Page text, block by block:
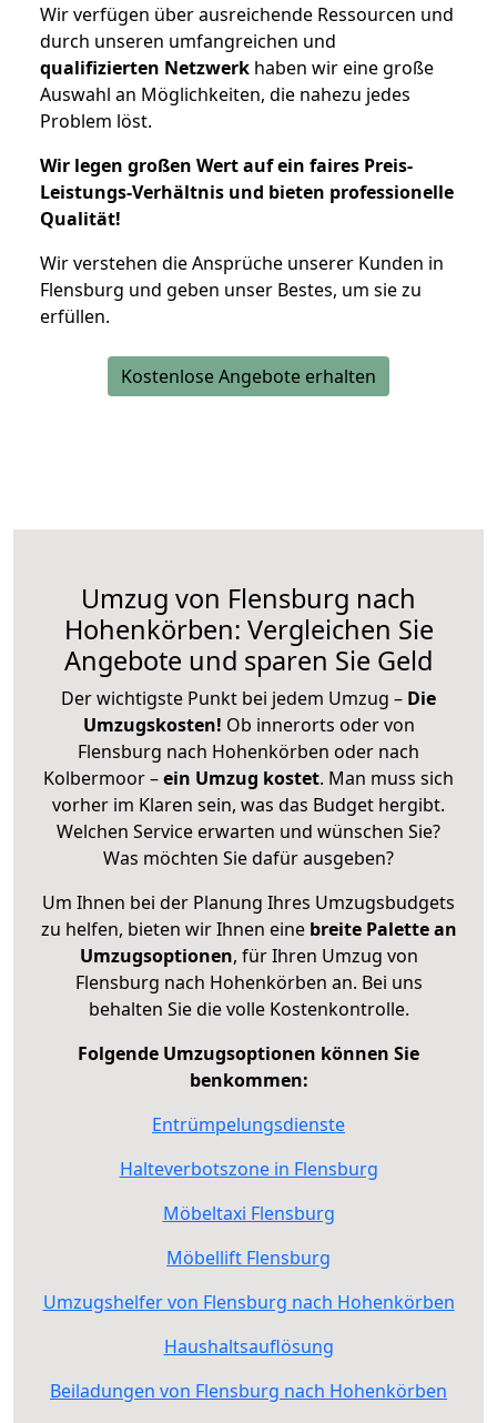
Wir verfügen über ausreichende Ressourcen und
durch unseren umfangreichen und
qualifizierten Netzwerk haben wir eine große
Auswahl an Möglichkeiten, die nahezu jedes
Problem löst.
Wir legen großen Wert auf ein faires Preis-
Leistungs-Verhältnis und bieten professionelle
Qualität!
Wir verstehen die Ansprüche unserer Kunden in
Flensburg und geben unser Bestes, um sie zu
erfüllen.
Kostenlose Angebote erhalten
Umzug von Flensburg nach
Hohenkörben: Vergleichen Sie
Angebote und sparen Sie Geld
Der wichtigste Punkt bei jedem Umzug – Die
Umzugskosten! Ob innerorts oder von
Flensburg nach Hohenkörben oder nach
Kolbermoor –ein Umzug kostet. Man muss sich
vorher im Klaren sein, was das Budget hergibt.
Welchen Service erwarten und wünschen Sie?
Was möchten Sie dafür ausgeben?
Um Ihnen bei der Planung Ihres Umzugsbudgets
zu helfen, bieten wir Ihnen eine breite Palette an
Umzugsoptionen, für Ihren Umzug von
Flensburg nach Hohenkörben an. Bei uns
behalten Sie die volle Kostenkontrolle.
Folgende Umzugsoptionen können Sie
benkommen:
Entrümpelungsdienste
Halteverbotszone in Flensburg
Möbeltaxi Flensburg
Möbellift Flensburg
Umzugshelfer von Flensburg nach Hohenkörben
Haushaltsauflösung
Beiladungen von Flensburg nach Hohenkörben